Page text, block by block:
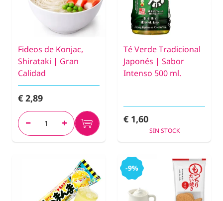
Fideos de Konjac,
Shirataki | Gran
Calidad
€ 2,89
Té Verde Tradicional
Japonés | Sabor
Intenso 500 ml.
€ 1,60
SIN STOCK
-9%